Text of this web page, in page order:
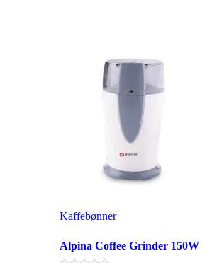
Kaffebønner
Alpina Coffee Grinder 150W